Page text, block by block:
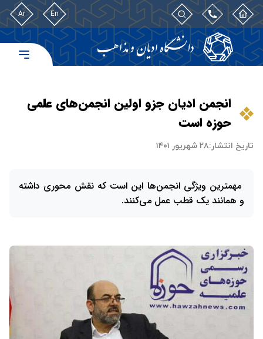
En
Ar
انجمن ادیان جزو اولین انجمن‌های علمی
حوزه است
تاریخ انتشار:۲۸ شهریور ۱۴۰۱
مهمترین ویژگی انجمن‌ها این است که نقش محوری داشته
و همانند یک قطب عمل می‌کنند.